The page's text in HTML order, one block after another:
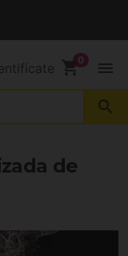
shopping_cart menu
search
de